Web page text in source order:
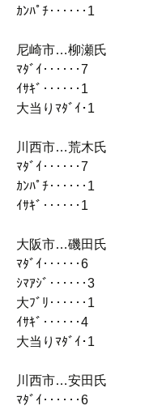
ｶﾝﾊﾟﾁ‥‥‥1
尼崎市…柳瀬氏
ﾏﾀﾞｲ‥‥‥7
ｲｻｷﾞ‥‥‥1
大当りﾏﾀﾞｲ･1
川西市…荒木氏
ﾏﾀﾞｲ‥‥‥7
ｶﾝﾊﾟﾁ‥‥‥1
ｲｻｷﾞ‥‥‥1
大阪市…磯田氏
ﾏﾀﾞｲ‥‥‥6
ｼﾏｱｼﾞ‥‥‥3
大ﾌﾞﾘ‥‥‥1
ｲｻｷﾞ‥‥‥4
大当りﾏﾀﾞｲ･1
川西市…安田氏
ﾏﾀﾞｲ‥‥‥6